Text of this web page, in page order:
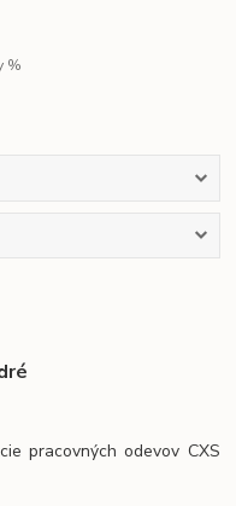
%
pracovných odevov CXS